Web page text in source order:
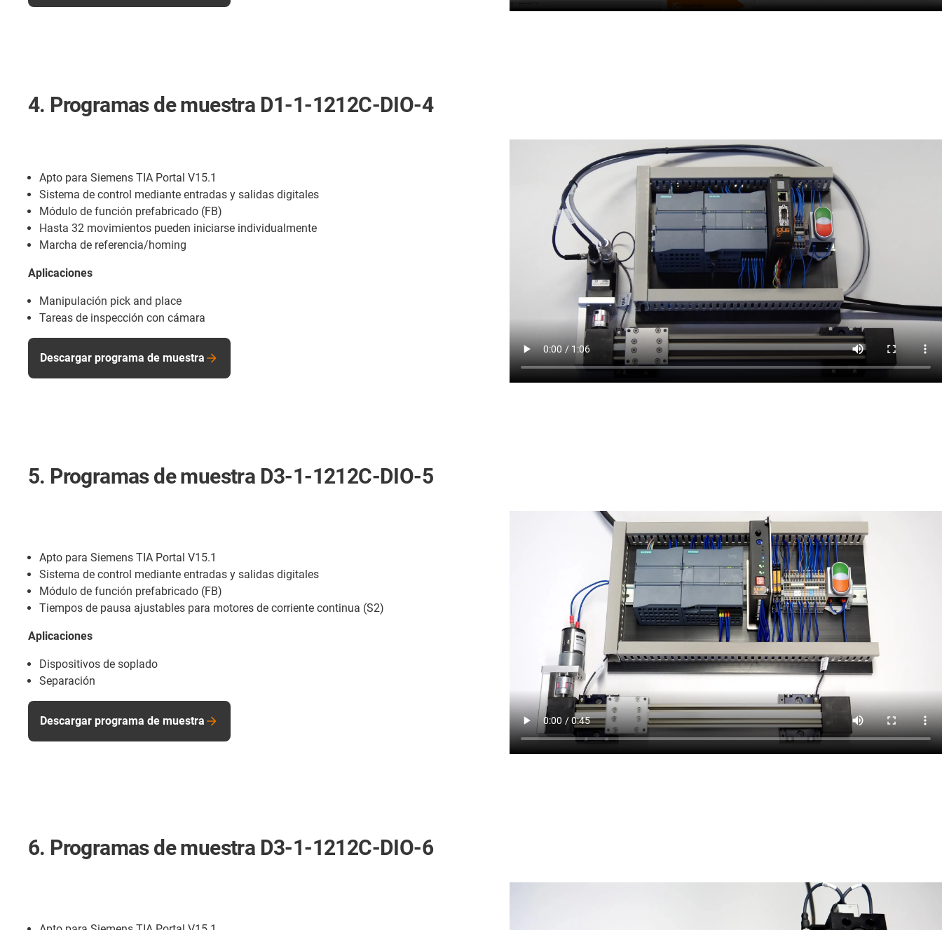
4. Programas de muestra D1-1-1212C-DIO-4
Apto para Siemens TIA Portal V15.1
Sistema de control mediante entradas y salidas digitales
Módulo de función prefabricado (FB)
Hasta 32 movimientos pueden iniciarse individualmente
Marcha de referencia/homing
Aplicaciones
Manipulación pick and place
Tareas de inspección con cámara
Descargar programa de muestra
5. Programas de muestra D3-1-1212C-DIO-5
Apto para Siemens TIA Portal V15.1
Sistema de control mediante entradas y salidas digitales
Módulo de función prefabricado (FB)
Tiempos de pausa ajustables para motores de corriente continua (S2)
Aplicaciones
Dispositivos de soplado
Separación
Descargar programa de muestra
6. Programas de muestra D3-1-1212C-DIO-6